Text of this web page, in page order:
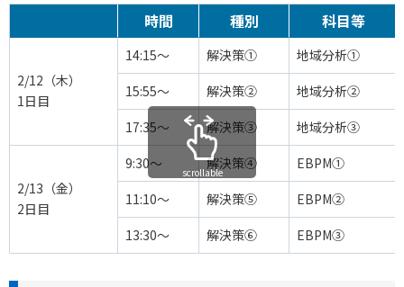
「SSFニュース」
会員登録
個人情報保護方針
ソーシャルメディア運営方針
スポーツ・ガバナンス
スポーツボランティア
スポーツ政策・予算
健康とスポーツ
社会づくり
自治体との連携
各教育機関との連携
時間 種別 科目等
2/12（木）
1日目
14:15～ 解決策①
地域分析①
15:55～
解決策②
地域分析②
17:35～
解決策③ 地域分析③
2/13（金）
2日目
9:30～ 解決策④
EBPM①
11:10～
解決策⑤
EBPM②
13:30～
解決策⑥ EBPM③
scrollable